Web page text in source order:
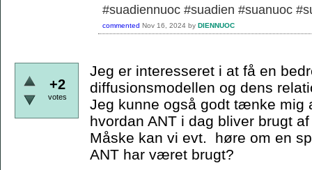
#suadiennuoc #suadien #suanuoc
commented Nov 16, 2024 by DIENNUOC
+2
votes
Jeg er interesseret i at få en
diffusionsmodellen og dens
Jeg kunne også godt tænke mig
hvordan ANT i dag bliver brugt
Måske kan vi evt. høre om en
ANT har været brugt?